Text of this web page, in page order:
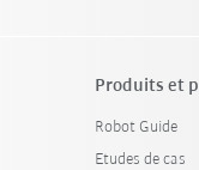
Produits et
Robot Guide
Etudes de cas